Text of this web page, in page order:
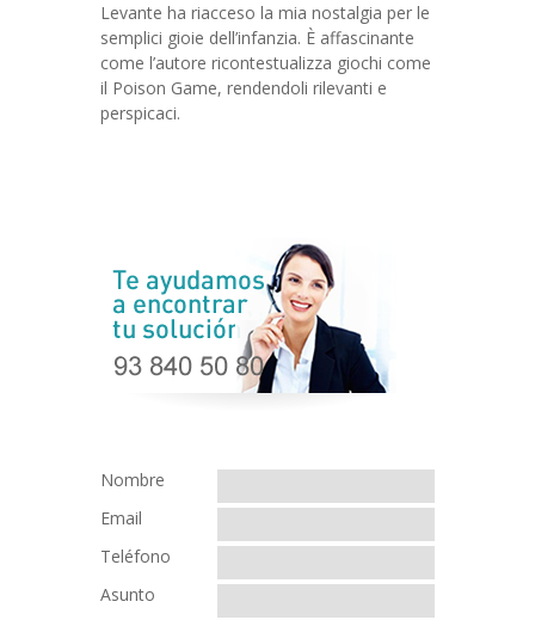
Levante ha riacceso la mia nostalgia per le
semplici gioie dell’infanzia. È affascinante
come l’autore ricontestualizza giochi come
il Poison Game, rendendoli rilevanti e
perspicaci.
Nombre
Email
Teléfono
Asunto